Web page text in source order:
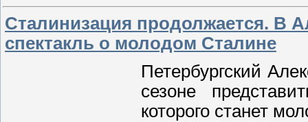
Сталинизация продолжается. В
спектакль о молодом Сталине
Петербургский
сезоне
которого станет